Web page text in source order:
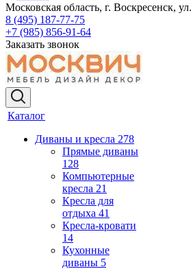
Московская область, г. Воскресенск,
8 (495) 187-77-75
+7 (985) 856-91-64
Заказать звонок
Каталог
Диваны и кресла 278
Прямые диваны
128
Компьютерные
кресла 21
Кресла для
отдыха 41
Кресла-кровати
14
Кухонные
диваны 5